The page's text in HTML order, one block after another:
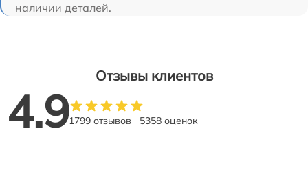
наличии деталей.
Отзывы клиентов
4.91799 отзывов 5358 оценок